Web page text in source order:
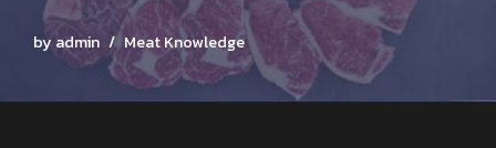
by admin Meat Knowledge